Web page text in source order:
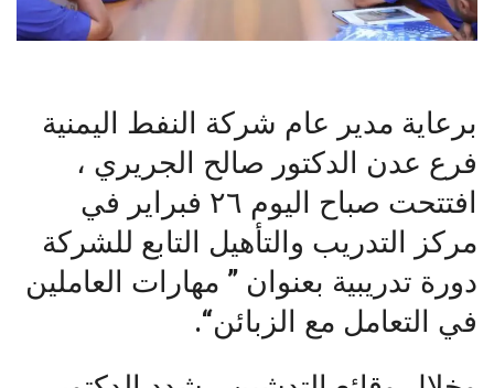
برعاية مدير عام شركة النفط اليمنية
فرع عدن الدكتور صالح الجريري ،
افتتحت صباح اليوم ٢٦ فبراير في
مركز التدريب والتأهيل التابع للشركة
دورة تدريبية بعنوان ” مهارات العاملين
في التعامل مع الزبائن“.